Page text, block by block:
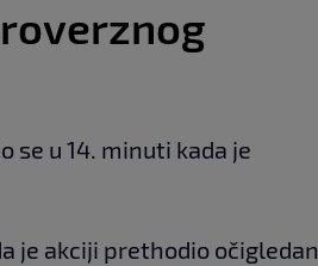
se u 14. minuti kada je
je akciji prethodio očigledan